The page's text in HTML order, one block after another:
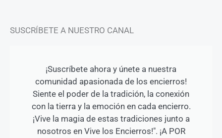
SUSCRÍBETE A NUESTRO CANAL
¡Suscríbete ahora y únete a nuestra
comunidad apasionada de los encierros!
Siente el poder de la tradición, la conexión
con la tierra y la emoción en cada encierro.
¡Vive la magia de estas tradiciones junto a
nosotros en Vive los Encierros!". ¡A POR